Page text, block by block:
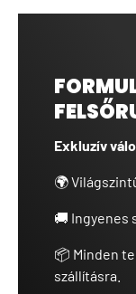
Exkluzív
🌍
🚚 Ingyenes
📦 Minden
szállításra.